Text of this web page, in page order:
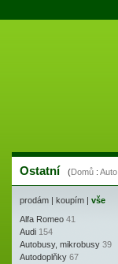
Ostatní (Domů : Auto
prodám | koupím | vše
Alfa Romeo 41
Audi 154
Autobusy, mikrobusy 39
Autodoplňky 67